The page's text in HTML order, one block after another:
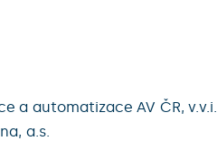
a automatizace AV ČR, v.v.i.
a.s.